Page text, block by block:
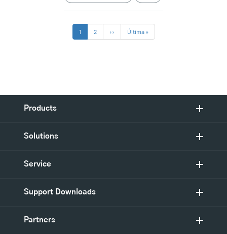
Página
atual
1 Página
2
Próxima
página
››
Última
página
Última »
Products
Solutions
Service
Support Downloads
Partners